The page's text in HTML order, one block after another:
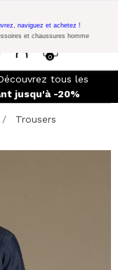
sur 300€ d'achat
0
naviguez et achetez !
et chaussures homme
tous les
jusqu'à -20%
Trousers